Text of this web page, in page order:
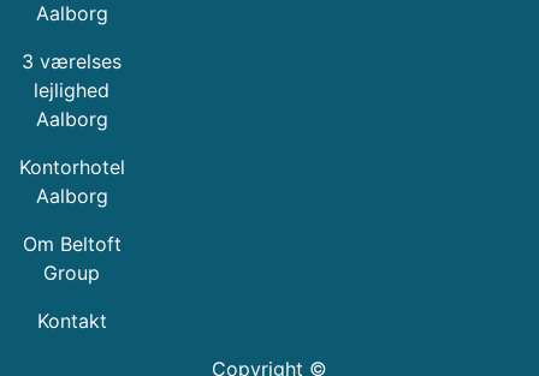
Aalborg
3 værelses
lejlighed
Aalborg
Kontorhotel
Aalborg
Om Beltoft
Group
Kontakt
Copyright ©